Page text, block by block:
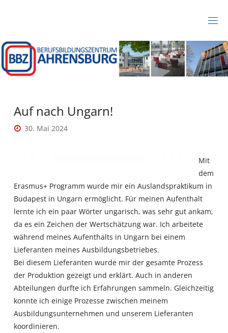
BZ
A
HR
B
R
Auf nach Ungarn!
30. Mai 2024
Mit
dem
Erasmus+ Programm wurde mir ein Auslandspraktikum in
Budapest in Ungarn ermöglicht. Für meinen Aufenthalt
lernte ich ein paar Wörter ungarisch, was sehr gut ankam,
da es ein Zeichen der Wertschätzung war. Ich arbeitete
während meines Aufenthalts in Ungarn bei einem
Lieferanten meines Ausbildungsbetriebes.
Bei diesem Lieferanten wurde mir der gesamte Prozess
der Produktion gezeigt und erklärt. Auch in anderen
Abteilungen durfte ich Erfahrungen sammeln. Gleichzeitig
konnte ich einige Prozesse zwischen meinem
Ausbildungsunternehmen und unserem Lieferanten
koordinieren.